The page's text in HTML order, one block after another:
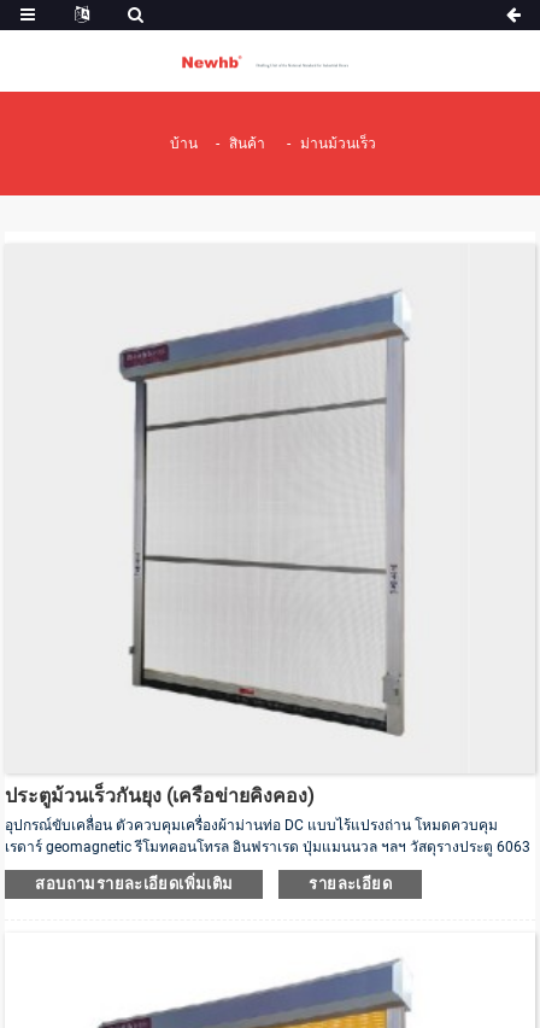
บ้าน สินค้า ม่านม้วนเร็ว
ประตูม้วนเร็วกันยุง (เครือข่ายคิงคอง)
อุปกรณ์ขับเคลื่อน ตัวควบคุมเครื่องผ้าม่านท่อ DC แบบไร้แปรงถ่าน โหมดควบคุม
เรดาร์ geomagnetic รีโมทคอนโทรล อินฟราเรด ปุ่มแมนนวล ฯลฯ วัสดุรางประตู 6063
อะลูมินัมอัลลอย คุณสมบัติ รวดเร็ว กันแมลง ระบายอากาศ กันสนิม การกัดกร่อน - กัน
การสึกหรอ - ทนทาน วัสดุผ้าม่าน หน้าจอหน้าต่างตาข่ายเพชร การปรับแต่งขนาด แรง
สอบถามรายละเอียดเพิ่มเติม รายละเอียด